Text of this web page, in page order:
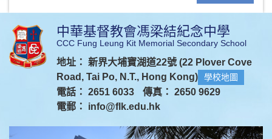
中華基督教會馮梁結紀念中學
CCC Fung Leung Kit Memorial Secondary School
地址： 新界大埔寶湖道22號 (22 Plover Cove
Road, Tai Po, N.T., Hong Kong)
學校地圖
電話： 2651 6033
傳真： 2650 9629
電郵： info@flk.edu.hk